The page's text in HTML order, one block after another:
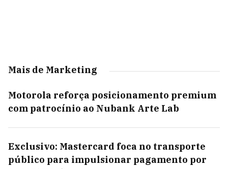
Mais de Marketing
Motorola reforça posicionamento premium
com patrocínio ao Nubank Arte Lab
Exclusivo: Mastercard foca no transporte
público para impulsionar pagamento por